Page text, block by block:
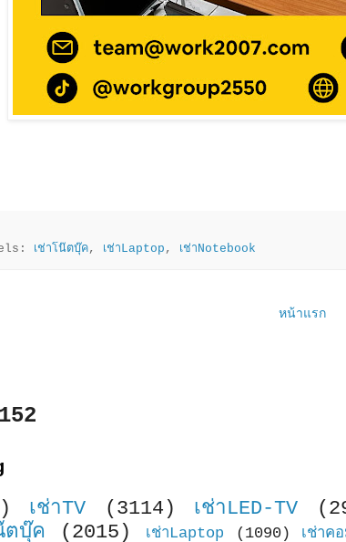
เช่าโน๊ตบุ๊ค, เช่าLaptop , เช่าNotebook
หน้าแรก
เช่าTV (3114) เช่าLED-TV
ตบุ๊ค (2015) เช่าLaptop (1090) เช่าค